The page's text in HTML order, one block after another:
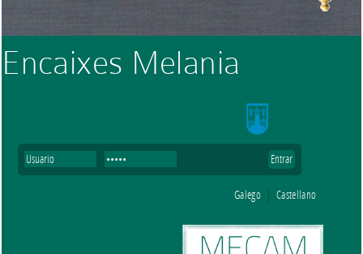
Encaixes Melania
Galego Castellano